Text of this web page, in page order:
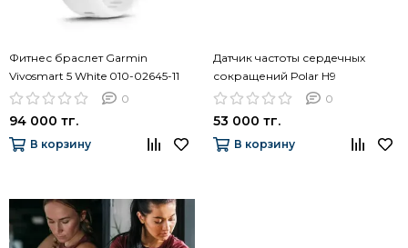
Фитнес браслет Garmin
Vivosmart 5 White 010-02645-11
0
94 000 тг.
В корзину
Датчик частоты сердечных
сокращений Polar H9
0
53 000 тг.
В корзину